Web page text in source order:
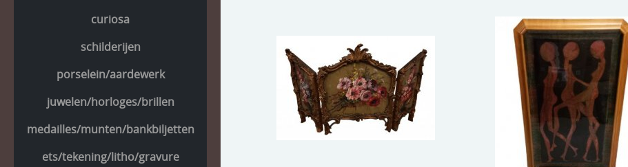
curiosa
schilderijen
porselein/aardewerk
juwelen/horloges/brillen
medailles/munten/bankbiljetten
ets/tekening/litho/gravure